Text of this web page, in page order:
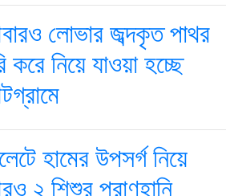
লোভার জব্দকৃত পাথর
করে নিয়ে যাওয়া হচ্ছে
হামের উপসর্গ নিয়ে
২ শিশুর প্রাণহানি